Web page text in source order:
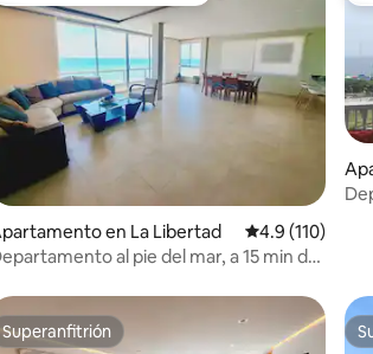
4.8 de 5, 133 reseñas
en La Libertad Calificación
4.9 (110)
al pie del mar, a 15 min de
Superanfitrión
Superanfitrión